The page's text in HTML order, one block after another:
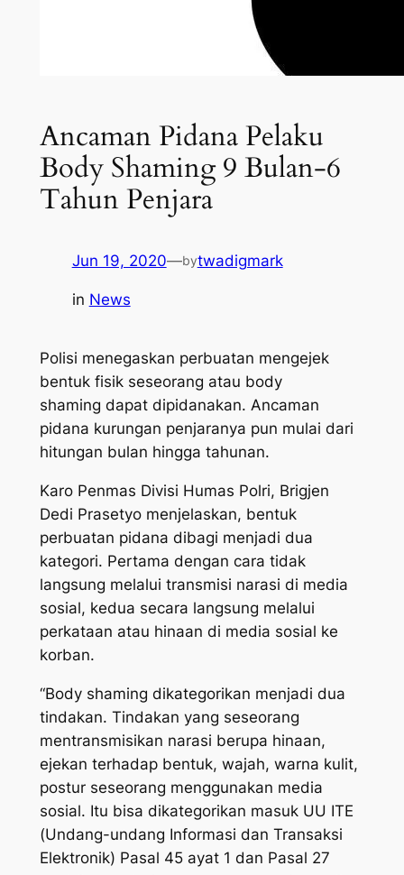
Ancaman Pidana Pelaku
Body Shaming 9 Bulan-6
Tahun Penjara
Jun 19, 2020—bytwadigmark
in News
Polisi menegaskan perbuatan mengejek
bentuk fisik seseorang atau body
shaming dapat dipidanakan. Ancaman
pidana kurungan penjaranya pun mulai dari
hitungan bulan hingga tahunan.
Karo Penmas Divisi Humas Polri, Brigjen
Dedi Prasetyo menjelaskan, bentuk
perbuatan pidana dibagi menjadi dua
kategori. Pertama dengan cara tidak
langsung melalui transmisi narasi di media
sosial, kedua secara langsung melalui
perkataan atau hinaan di media sosial ke
korban.
“Body shaming dikategorikan menjadi dua
tindakan. Tindakan yang seseorang
mentransmisikan narasi berupa hinaan,
ejekan terhadap bentuk, wajah, warna kulit,
postur seseorang menggunakan media
sosial. Itu bisa dikategorikan masuk UU ITE
(Undang-undang Informasi dan Transaksi
Elektronik) Pasal 45 ayat 1 dan Pasal 27